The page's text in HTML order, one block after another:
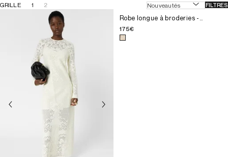
GRILLE 1 2 FILTRES
Choisissez la taille pour le
T1
T2
T3
Robe longue à broderies -
175€
Choisissez une couleur pour